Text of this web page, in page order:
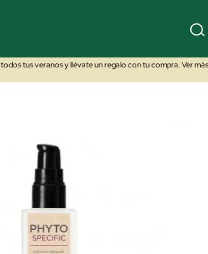
tus veranos y llévate un regalo con tu compra. Ver